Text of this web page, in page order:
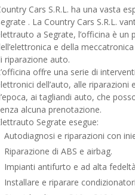
Cars S.R.L. ha una vasta
. La Country Cars S.R.L.
a Segrate, l’officina è
e della
riparazione auto.
offre una serie di
dell’auto, alle
ai tagliandi auto, che
alcuna prenotazione.
Segrate esegue:
Autodiagnosi e riparazioni con
Riparazione di ABS e airbag.
Impianti antifurto e ad alta
Installare e riparare